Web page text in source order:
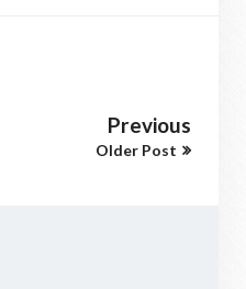
Previous
Older Post